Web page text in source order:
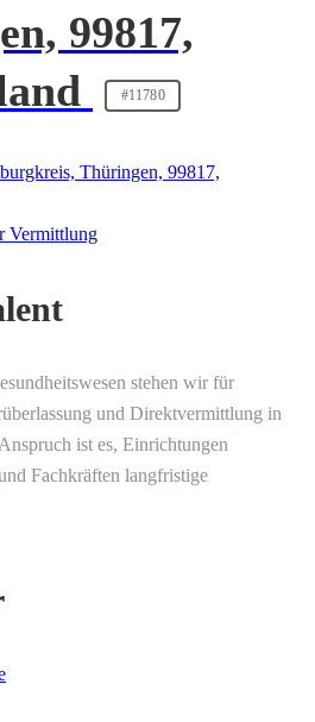
99817,
#11780
Thüringen, 99817,
Vermittlung
stehen wir für
und Direktvermittlung in
ist es, Einrichtungen
Fachkräften langfristige